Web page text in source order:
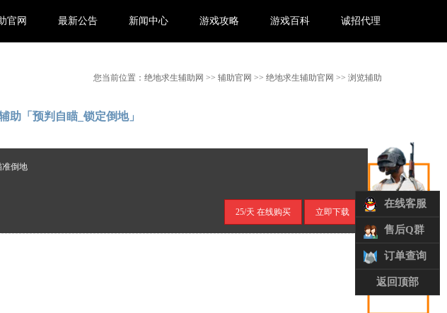
官网 最新公告 新闻中心 游戏攻略 游戏百科 诚招代理
您当前位置： 绝地求生辅助网 >> 辅助官网 >> 绝地求生辅助官网 >> 浏览辅助
助「预判自瞄_锁定倒地」
准倒地
25/天 在线购买 立即下载
在线客服
售后Q群
订单查询
返回顶部